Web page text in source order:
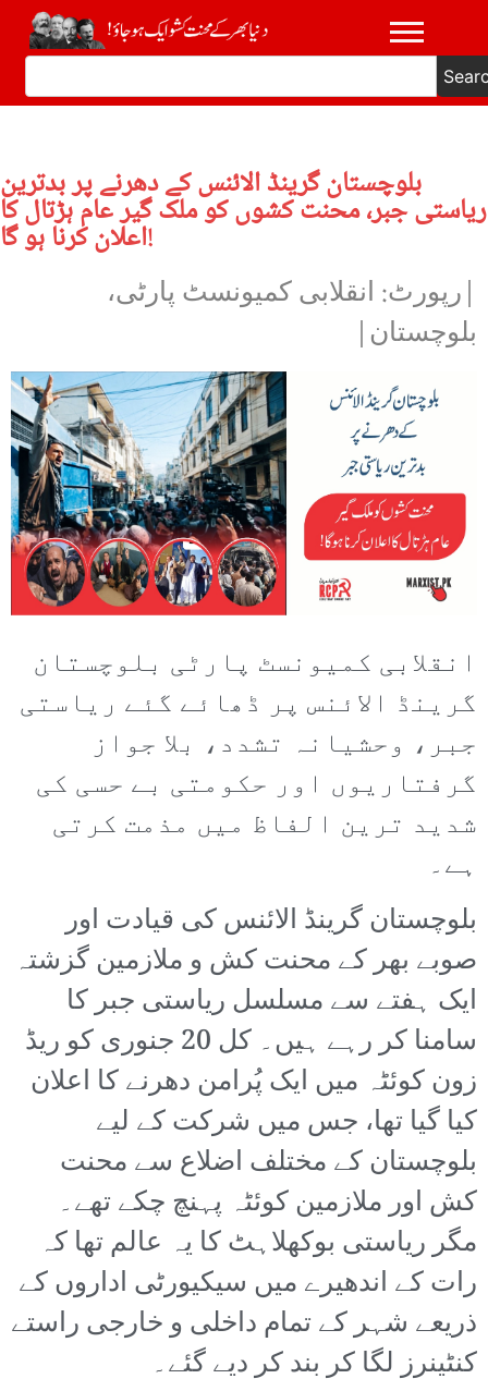
بلوچستان گرینڈ الائنس کے دھرنے پر بدترین
ریاستی جبر، محنت کشوں کو ملک گیر عام ہڑتال کا
اعلان کرنا ہو گا!
|رپورٹ: انقلابی کمیونسٹ پارٹی،
بلوچستان|
انقلابی کمیونسٹ پارٹی بلوچستان
گرینڈ الائنس پر ڈھائے گئے ریاستی
جبر، وحشیانہ تشدد، بلا جواز
گرفتاریوں اور حکومتی بے حسی کی
شدید ترین الفاظ میں مذمت کرتی
ہے۔
بلوچستان گرینڈ الائنس کی قیادت اور
صوبے بھر کے محنت کش و ملازمین گزشتہ
ایک ہفتے سے مسلسل ریاستی جبر کا
سامنا کر رہے ہیں۔ کل 20 جنوری کو ریڈ
زون کوئٹہ میں ایک پُرامن دھرنے کا اعلان
کیا گیا تھا، جس میں شرکت کے لیے
بلوچستان کے مختلف اضلاع سے محنت
کش اور ملازمین کوئٹہ پہنچ چکے تھے۔
مگر ریاستی بوکھلاہٹ کا یہ عالم تھا کہ
رات کے اندھیرے میں سیکیورٹی اداروں کے
ذریعے شہر کے تمام داخلی و خارجی راستے
کنٹینرز لگا کر بند کر دیے گئے۔